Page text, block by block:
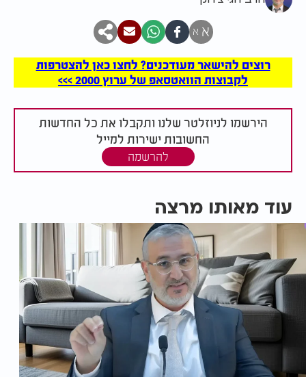
א א
רוצים להישאר מעודכנים? לחצו כאן להצטרפות
לקבוצות הוואטסאפ של ערוץ 2000 >>>
הירשמו לניוזלטר שלנו ותקבלו את כל החדשות
החשובות ישירות למייל
להרשמה
עוד מאותו מרצה